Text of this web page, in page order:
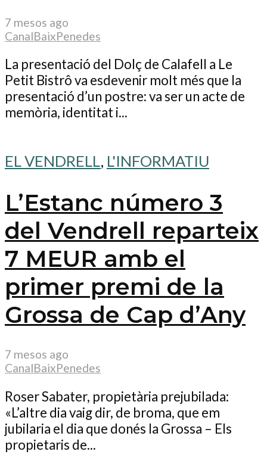
7 mesos ago
CanalBaixPenedes
La presentació del Dolç de Calafell a Le
Petit Bistrô va esdevenir molt més que la
presentació d’un postre: va ser un acte de
memòria, identitat i...
EL VENDRELL , L'INFORMATIU
L’Estanc número 3
del Vendrell reparteix
7 MEUR amb el
primer premi de la
Grossa de Cap d’Any
7 mesos ago
CanalBaixPenedes
Roser Sabater, propietària prejubilada:
«L’altre dia vaig dir, de broma, que em
jubilaria el dia que donés la Grossa – Els
propietaris de...